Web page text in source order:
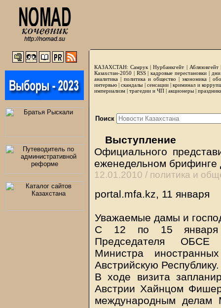
КАЗАХСТАН: Самрук |Нурбанкгейт | Аблязовгейт
Казахстан-2050 | RSS|кадровые перестановки|
аналитика | политика и общество | экономика |
интервью |скандалы | сенсации|криминал и
империализм | трагедии и ЧП | акционеры |
Поиск
Выступление
Официального
еженедельном
12.01.2010 / политика и
portal.mfa.kz, 11 января
Уважаемые дамы и
C 12 по 15 января
Председателя ОБСЕ
Министра
Австрийскую Республику.
В ходе визита
Австрии Хайнцом
международным делам